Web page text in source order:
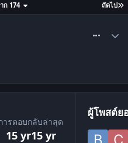
ถัดไป
ก 174
ารตอบกลับล่าสุด
15 yr15 yr
ผู้โพสต์ย